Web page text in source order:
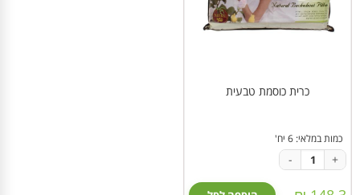
כרית כוסמת טבעית
כמות במלאי: 6 יח'
- +